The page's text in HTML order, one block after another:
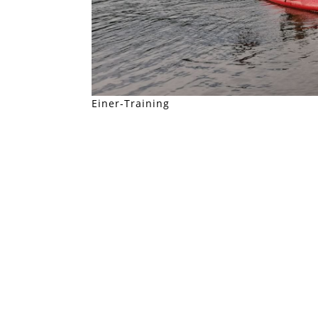
Einer-Training